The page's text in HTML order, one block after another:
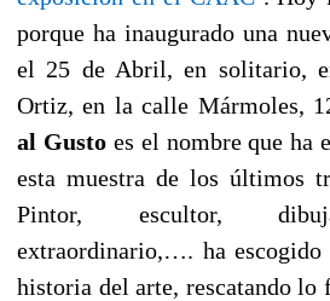
porque ha inaugurado una
el 25 de Abril, en solitario,
Ortiz, en la calle Mármoles,
al Gustoes el nombre que ha
esta muestra de los últimos
Pintor, escultor,
extraordinario,…. ha
historia del arte, rescatando lo